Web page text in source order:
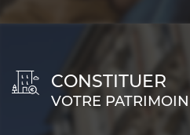
CONSTITUER
VOTRE